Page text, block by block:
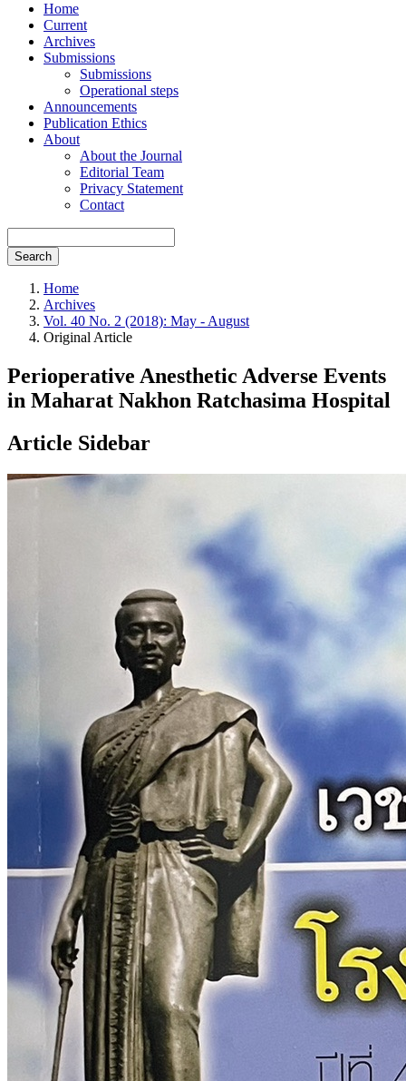
Home
Current
Archives
Submissions
Submissions
Operational steps
Announcements
Publication Ethics
About
About the Journal
Editorial Team
Privacy Statement
Contact
Search
Home
Archives
Vol. 40 No. 2 (2018): May - August
Original Article
Perioperative Anesthetic Adverse Events
in Maharat Nakhon Ratchasima Hospital
Article Sidebar